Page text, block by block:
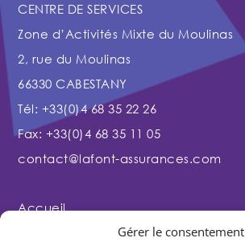
Gérer le consentement
CENTRE DE SERVICES
Zone d’Activités Mixte du Moulinas
2, rue du Moulinas
66330 CABESTANY
Tél: +33(0)4 68 35 22 26
Fax: +33(0)4 68 35 11 05
contact@lafont-assurances.com
Accueil